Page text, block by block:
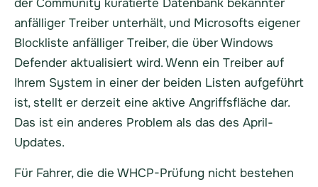
der Community kuratierte Datenbank bekannter
anfälliger Treiber unterhält, und Microsofts eigener
Blockliste anfälliger Treiber, die über Windows
Defender aktualisiert wird. Wenn ein Treiber auf
Ihrem System in einer der beiden Listen aufgeführt
ist, stellt er derzeit eine aktive Angriffsfläche dar.
Das ist ein anderes Problem als das des April-
Updates.
Für Fahrer, die die WHCP-Prüfung nicht bestehen